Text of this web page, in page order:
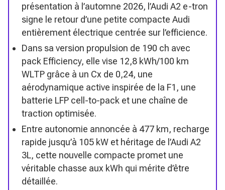
présentation à l’automne 2026, l’Audi A2 e-tron
signe le retour d’une petite compacte Audi
entièrement électrique centrée sur l’efficience.
Dans sa version propulsion de 190 ch avec
pack Efficiency, elle vise 12,8 kWh/100 km
WLTP grâce à un Cx de 0,24, une
aérodynamique active inspirée de la F1, une
batterie LFP cell-to-pack et une chaîne de
traction optimisée.
Entre autonomie annoncée à 477 km, recharge
rapide jusqu’à 105 kW et héritage de l’Audi A2
3L, cette nouvelle compacte promet une
véritable chasse aux kWh qui mérite d’être
détaillée.